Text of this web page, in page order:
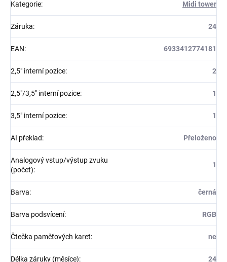
Kategorie: Midi tower
Záruka: 24
EAN: 6933412774181
2,5" interní pozice: 2
2,5"/3,5" interní pozice: 1
3,5" interní pozice: 1
AI překlad: Přeloženo
Analogový vstup/výstup zvuku
(počet):
1
Barva: černá
Barva podsvícení: RGB
Čtečka paměťových karet: ne
Délka záruky (měsíce): 24